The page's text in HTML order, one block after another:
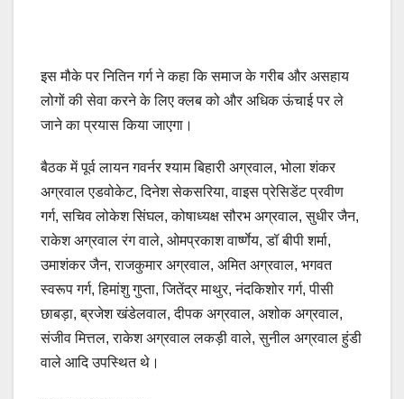
इस मौके पर नितिन गर्ग ने कहा कि समाज के गरीब और असहाय
लोगों की सेवा करने के लिए क्लब को और अधिक ऊंचाई पर ले
जाने का प्रयास किया जाएगा।
बैठक में पूर्व लायन गवर्नर श्याम बिहारी अग्रवाल, भोला शंकर
अग्रवाल एडवोकेट, दिनेश सेकसरिया, वाइस प्रेसिडेंट प्रवीण
गर्ग, सचिव लोकेश सिंघल, कोषाध्यक्ष सौरभ अग्रवाल, सुधीर जैन,
राकेश अग्रवाल रंग वाले, ओमप्रकाश वार्ष्णेय, डॉ बीपी शर्मा,
उमाशंकर जैन, राजकुमार अग्रवाल, अमित अग्रवाल, भगवत
स्वरूप गर्ग, हिमांशु गुप्ता, जितेंद्र माथुर, नंदकिशोर गर्ग, पीसी
छाबड़ा, ब्रजेश खंडेलवाल, दीपक अग्रवाल, अशोक अग्रवाल,
संजीव मित्तल, राकेश अग्रवाल लकड़ी वाले, सुनील अग्रवाल हुंडी
वाले आदि उपस्थित थे।